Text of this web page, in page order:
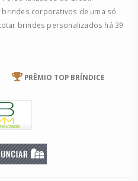
corporativos de uma só
brindes personalizados há 39
PRÊMIO TOP BRÍNDICE